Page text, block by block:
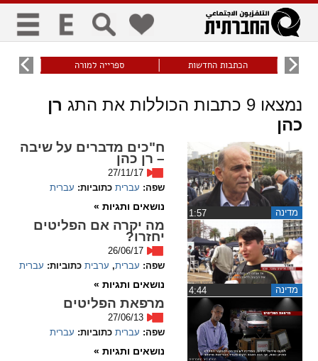
כללי
visibility_off
ביטול הבהובים
keyboard
ניווט מקלדת סימון כותרות
זום
zoom_out
התרחק
zoom_in
התקרב
גופנים
remove_circle_outline
Decrease font
add_circle_outline
Increase font
spellcheck
הכתבות החדשות ספרייה למורה עוני
נמצאו9 כתבות הכוללות את התג רן
כהן
מדינה
ח"כים מדברים על שיבה
– רן כהן
27/11/17
שפה: עברית כתוביות: עברית
נושאים ותגיות »
מדינה
מה יקרה אם הפליטים
יחזרו?
26/06/17
שפה: עברית, ערבית כתוביות: עברית
נושאים ותגיות »
מרפאת הפליטים
27/06/13
שפה: עברית כתוביות: עברית
נושאים ותגיות »